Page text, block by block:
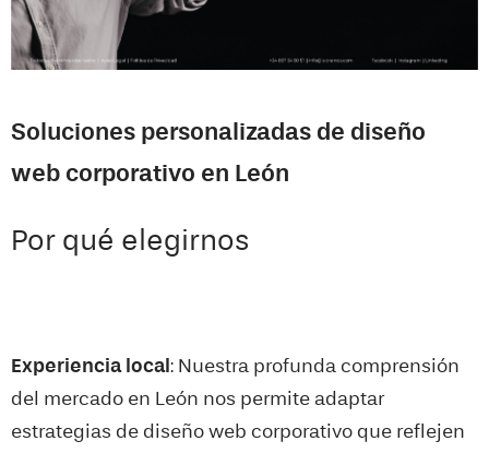
Soluciones personalizadas de diseño
web corporativo en León
Por qué elegirnos
Experiencia local : Nuestra profunda comprensión
del mercado en León nos permite adaptar
estrategias de diseño web corporativo que reflejen